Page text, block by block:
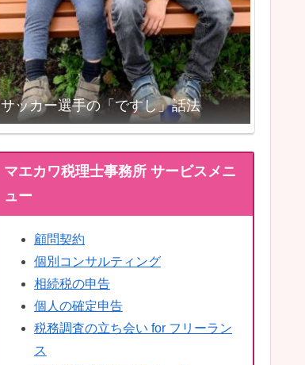
サッカー選手の「ですし」話法
マエカワ税理士事務所 サービスメニ
ュー
顧問契約
個別コンサルティング
相続税の申告
個人の確定申告
税務調査の立ち会い for フリーラン
ス